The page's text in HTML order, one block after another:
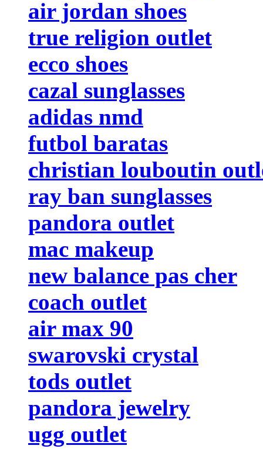
air jordan shoes
true religion outlet
ecco shoes
cazal sunglasses
adidas nmd
futbol baratas
christian louboutin
ray ban sunglasses
pandora outlet
mac makeup
new balance pas cher
coach outlet
air max 90
swarovski crystal
tods outlet
pandora jewelry
ugg outlet